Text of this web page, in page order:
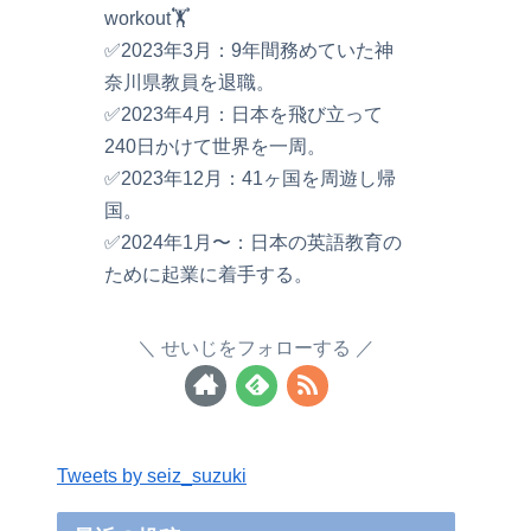
workout🏋️
✅2023年3月：9年間務めていた神
奈川県教員を退職。
✅2023年4月：日本を飛び立って
240日かけて世界を一周。
✅2023年12月：41ヶ国を周遊し帰
国。
✅2024年1月〜：日本の英語教育の
ために起業に着手する。
せいじをフォローする
Tweets by seiz_suzuki